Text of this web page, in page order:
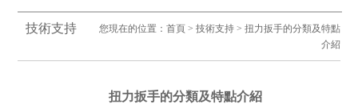
技術支持 您現在的位置： 首頁> 技術支持> 扭力扳手的分類及特點
介紹
扭力扳手的分類及特點介紹